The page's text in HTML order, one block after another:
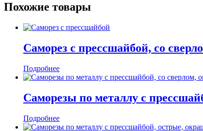
Похожие товары
Саморез с прессшайбой, со
Подробнее
Саморезы по металлу с
Подробнее